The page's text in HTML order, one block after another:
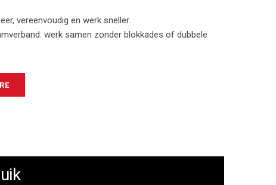
vereenvoudig en werk sneller.
werk samen zonder blokkades of dubbele